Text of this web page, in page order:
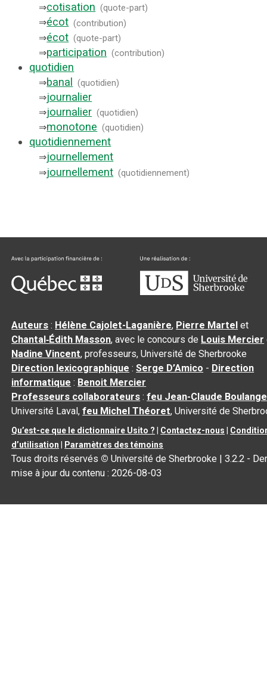
⇒cotisation (quote-part)
⇒écot (contribution)
⇒écot (quote-part)
⇒participation (contribution)
quotidien
⇒banal (quotidien)
⇒journalier
⇒journalier (quotidien)
⇒monotone (quotidien)
quotidiennement
⇒journellement
⇒journellement (quotidiennement)
Auteurs : Hélène Cajolet-Laganière, Pierre Martel et
Chantal‑Édith Masson, avec le concours de Louis Mercier
Nadine Vincent, professeurs, Université de Sherbrooke
Direction lexicographique :Serge D’Amico - Direction
informatique : Benoit Mercier
Professeurs collaborateurs :feu Jean-Claude
Université Laval,feu Michel Théoret, Université de
Qu’est-ce que le dictionnaire Usito ? Contactez-nous
d’utilisation
Paramètres des témoins
Tous droits réservés © Université de Sherbrooke |3.2.2 -
mise à jour du contenu :2026-08-03